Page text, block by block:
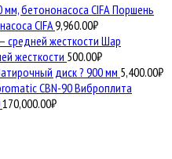
Поршень
CIFA9,960.00₽
Шар
жесткости 500.00₽
диск ? 900 мм 5,400.00₽
Виброплита
170,000.00₽